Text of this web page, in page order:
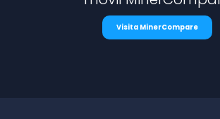
Visita MinerCompare